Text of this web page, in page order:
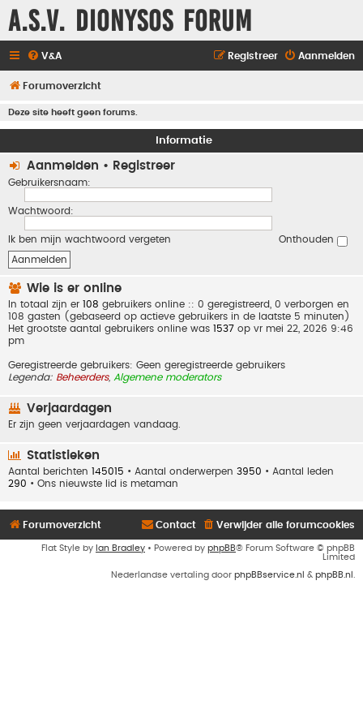
A.S.V. Dionysos Forum
V&A Aanmelden
Registreer
Forumoverzicht
Deze site heeft geen forums.
Informatie
Aanmelden • Registreer
Gebruikersnaam:
Wachtwoord:
Ik ben mijn wachtwoord vergeten Onthouden
Wie is er online
In totaal zijn er 108 gebruikers online :: 0 geregistreerd, 0 verborgen en
108 gasten (gebaseerd op actieve gebruikers in de laatste 5 minuten)
Het grootste aantal gebruikers online was 1537 op vr mei 22, 2026 9:46
pm
Geregistreerde gebruikers: Geen geregistreerde gebruikers
Legenda: Beheerders, Algemene moderators
Verjaardagen
Er zijn geen verjaardagen vandaag.
Statistieken
Aantal berichten 145015 • Aantal onderwerpen 3950 • Aantal leden
290 • Ons nieuwste lid is metaman
Forumoverzicht Verwijder alle forumcookies
Contact
Flat Style by Ian Bradley • Powered by phpBB® Forum Software © phpBB
Limited
Nederlandse vertaling door phpBBservice.nl & phpBB.nl